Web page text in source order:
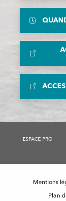
ESPACE PRO
Mentions
Plan